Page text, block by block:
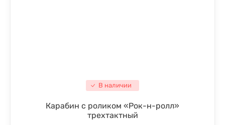
В наличии
Карабин с роликом «Рок-н-ролл»
трехтактный